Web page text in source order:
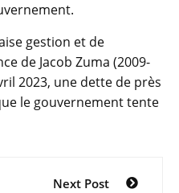
gestion et de
de Jacob Zuma (2009-
2023, une dette de près
le gouvernement tente
Next Post